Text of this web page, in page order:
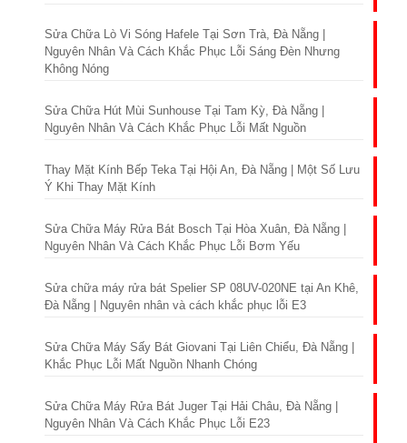
Sửa Chữa Lò Vi Sóng Hafele Tại Sơn Trà, Đà Nẵng |
Nguyên Nhân Và Cách Khắc Phục Lỗi Sáng Đèn Nhưng
Không Nóng
Sửa Chữa Hút Mùi Sunhouse Tại Tam Kỳ, Đà Nẵng |
Nguyên Nhân Và Cách Khắc Phục Lỗi Mất Nguồn
Thay Mặt Kính Bếp Teka Tại Hội An, Đà Nẵng | Một Số Lưu
Ý Khi Thay Mặt Kính
Sửa Chữa Máy Rửa Bát Bosch Tại Hòa Xuân, Đà Nẵng |
Nguyên Nhân Và Cách Khắc Phục Lỗi Bơm Yếu
Sửa chữa máy rửa bát Spelier SP 08UV-020NE tại An Khê,
Đà Nẵng | Nguyên nhân và cách khắc phục lỗi E3
Sửa Chữa Máy Sấy Bát Giovani Tại Liên Chiểu, Đà Nẵng |
Khắc Phục Lỗi Mất Nguồn Nhanh Chóng
Sửa Chữa Máy Rửa Bát Juger Tại Hải Châu, Đà Nẵng |
Nguyên Nhân Và Cách Khắc Phục Lỗi E23